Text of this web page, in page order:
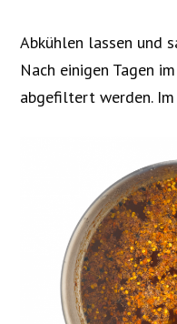
Abkühlen lassen und
Nach einigen Tagen
abgefiltert werden. Im